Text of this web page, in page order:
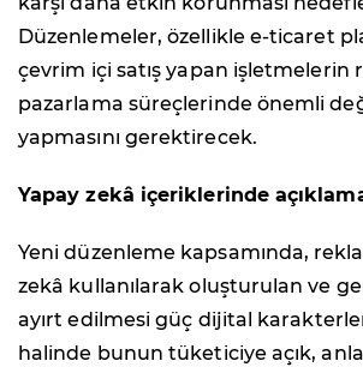
Düzenlemeler, özellikle e-ticaret
çevrim içi satış yapan işletmelerin
pazarlama süreçlerinde önemli
yapmasını gerektirecek.
Yapay zekâ içeriklerinde
Yeni düzenleme kapsamında,
zekâ kullanılarak oluşturulan ve
ayırt edilmesi güç dijital
halinde bunun tüketiciye açık,